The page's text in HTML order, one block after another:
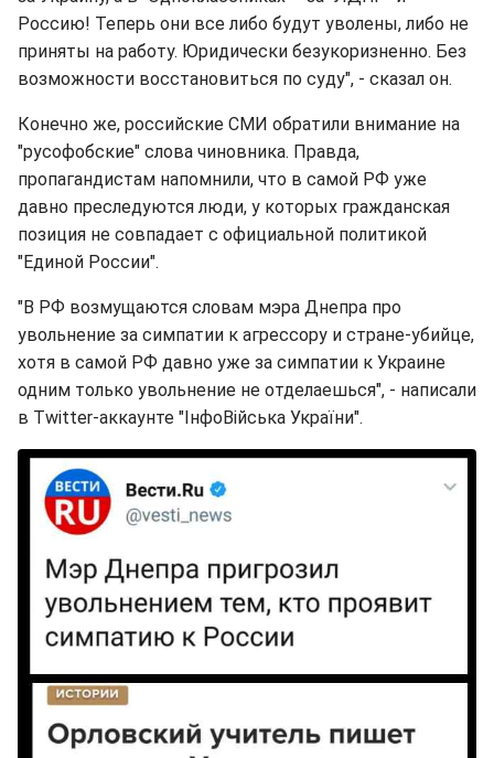
Россию! Теперь они все либо будут уволены, либо не
приняты на работу. Юридически безукоризненно. Без
возможности восстановиться по суду", - сказал он.
Конечно же, российские СМИ обратили внимание на
"русофобские" слова чиновника. Правда,
пропагандистам напомнили, что в самой РФ уже
давно преследуются люди, у которых гражданская
позиция не совпадает с официальной политикой
"Единой России".
"В РФ возмущаются словам мэра Днепра про
увольнение за симпатии к агрессору и стране-убийце,
хотя в самой РФ давно уже за симпатии к Украине
одним только увольнение не отделаешься", - написали
в Twitter-аккаунте "ІнфоВійська України".